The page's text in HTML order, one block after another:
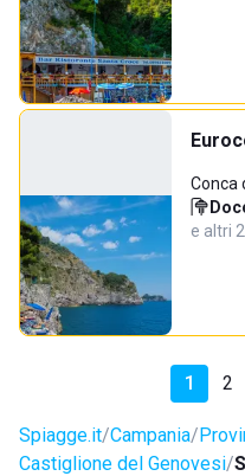
Conca
e altri 2…
1 2
Spiagge.it Campania
Castiglione del Genovesi